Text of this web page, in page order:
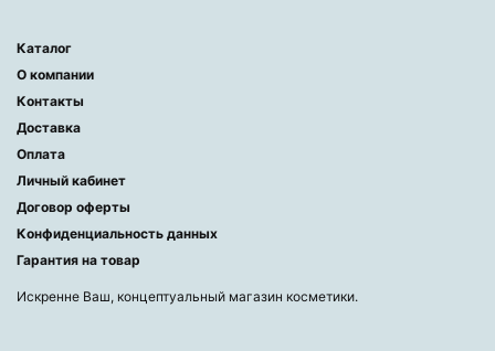
Каталог
О компании
Контакты
Доставка
Оплата
Личный кабинет
Договор оферты
Конфиденциальность данных
Гарантия на товар
Искренне Ваш, концептуальный магазин косметики.